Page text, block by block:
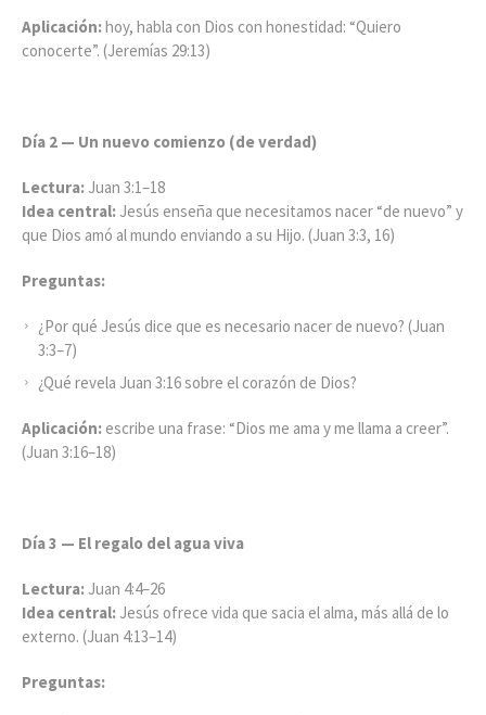
Aplicación:hoy, habla con Dios con honestidad: “Quiero
conocerte”. (Jeremías 29:13)
Día 2 — Un nuevo comienzo (de verdad)
Lectura: Juan 3:1–18
Idea central: Jesús enseña que necesitamos nacer “de nuevo” y
que Dios amó al mundo enviando a su Hijo. (Juan 3:3, 16)
Preguntas:
¿Por qué Jesús dice que es necesario nacer de nuevo? (Juan
3:3–7)
¿Qué revela Juan 3:16 sobre el corazón de Dios?
Aplicación: escribe una frase: “Dios me ama y me llama a creer”.
(Juan 3:16–18)
Día 3 — El regalo del agua viva
Lectura: Juan 4:4–26
Idea central: Jesús ofrece vida que sacia el alma, más allá de lo
externo. (Juan 4:13–14)
Preguntas: